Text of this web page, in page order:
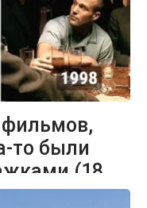
фильмов,
то были
(18